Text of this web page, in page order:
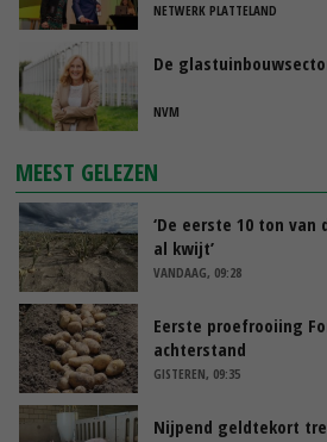
NETWERK PLATTELAND
De
NVM
MEEST GELEZEN
‘De eerste 10 ton
al kwijt’
VANDAAG, 09:28
Eerste proefrooiing
achterstand
GISTEREN, 09:35
Nijpend geldtekort